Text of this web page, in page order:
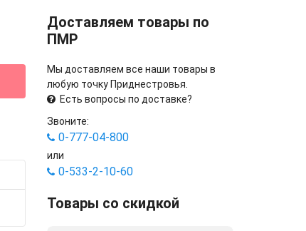
Доставляем товары по
ПМР
Мы доставляем все наши товары в
любую точку Приднестровья.
Есть вопросы по доставке?
Звоните:
0-777-04-800
или
0-533-2-10-60
Товары со скидкой